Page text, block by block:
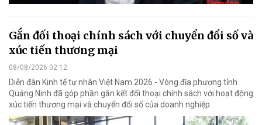
Gắn đối thoại chính sách với chuyển đổi số và
xúc tiến thương mại
08/08/2026 02:12
Diễn đàn Kinh tế tư nhân Việt Nam 2026 - Vòng địa phương tỉnh
Quảng Ninh đã góp phần gắn kết đối thoại chính sách với hoạt động
xúc tiến thương mại và chuyển đổi số của doanh nghiệp.